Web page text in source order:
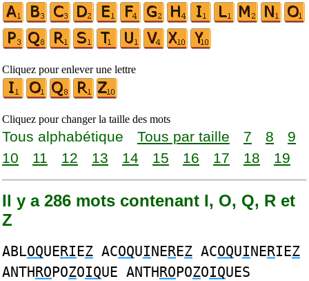
Cliquez pour enlever une lettre
Cliquez pour changer la taille des mots
Tous alphabétique Tous par taille 7 8
9
10
11 12 13 14 15 16 17 18 19
Il y a 286 mots contenant I, O, Q, R et
Z
ABLOQUERIEZ ACOQUINEREZ ACOQUINERIEZ
ANTHROPOZOIQUE ANTHROPOZOIQUES